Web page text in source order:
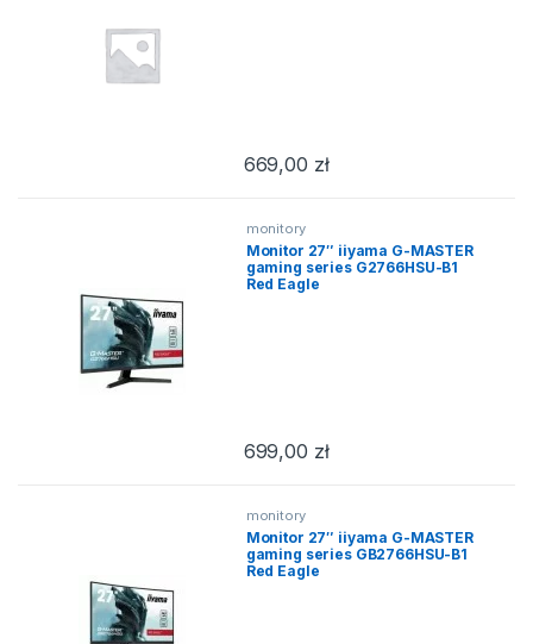
669,00 zł
monitory
Monitor 27″ iiyama G-MASTER
gaming series G2766HSU-B1
Red Eagle
699,00 zł
monitory
Monitor 27″ iiyama G-MASTER
gaming series GB2766HSU-B1
Red Eagle